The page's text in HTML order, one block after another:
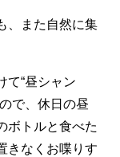
、また自然に集
て“昼シャン
で、休日の昼
ボトルと食べた
きなくお喋りす